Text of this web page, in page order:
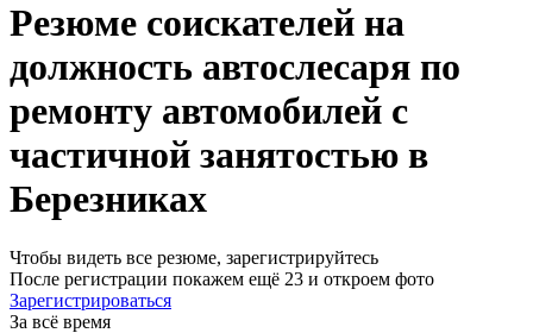
Резюме соискателей на
должность автослесаря по
ремонту автомобилей с
частичной занятостью в
Березниках
Чтобы видеть все резюме, зарегистрируйтесь
После регистрации покажем ещё 23 и откроем фото
Зарегистрироваться
За всё время